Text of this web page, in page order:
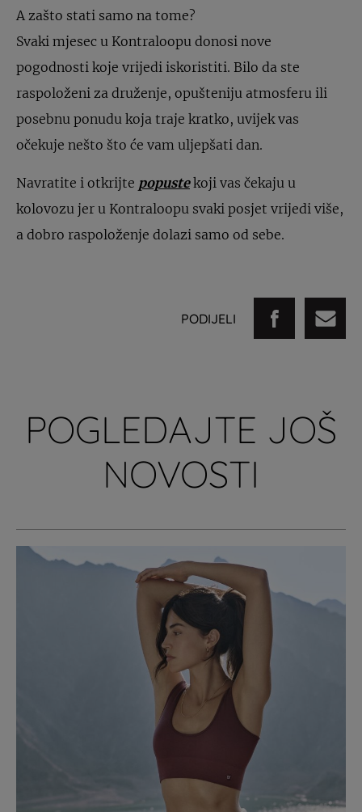
A zašto stati samo na tome?
Svaki mjesec u Kontraloopu donosi nove
pogodnosti koje vrijedi iskoristiti. Bilo da ste
raspoloženi za druženje, opušteniju atmosferu ili
posebnu ponudu koja traje kratko, uvijek vas
očekuje nešto što će vam uljepšati dan.
Navratite i otkrijte popuste koji vas čekaju u
kolovozu jer u Kontraloopu svaki posjet vrijedi više,
a dobro raspoloženje dolazi samo od sebe.
PODIJELI
POGLEDAJTE JOŠ
NOVOSTI